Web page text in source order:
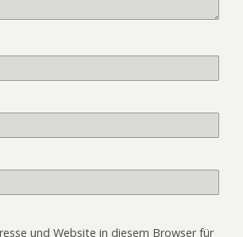
und Website in diesem Browser für